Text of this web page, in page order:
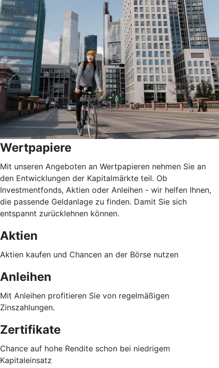
Wertpapiere
Mit unseren Angeboten an Wertpapieren nehmen Sie an
den Entwicklungen der Kapitalmärkte teil. Ob
Investmentfonds, Aktien oder Anleihen - wir helfen Ihnen,
die passende Geldanlage zu finden. Damit Sie sich
entspannt zurücklehnen können.
Aktien
Aktien kaufen und Chancen an der Börse nutzen
Anleihen
Mit Anleihen profitieren Sie von regelmäßigen
Zinszahlungen.
Zertifikate
Chance auf hohe Rendite schon bei niedrigem
Kapitaleinsatz